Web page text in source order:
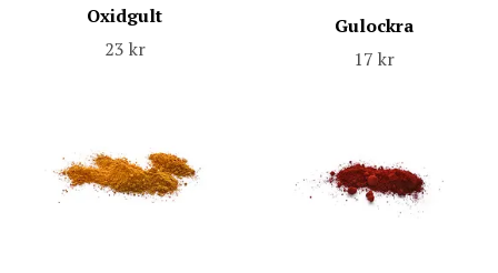
Oxidgult
23 kr
Gulockra
17 kr